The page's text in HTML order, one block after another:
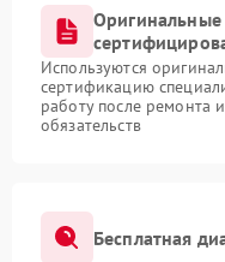
Оригинальные
Используются
сертификацию
работу после ремонта
обязательств
Бесплатная